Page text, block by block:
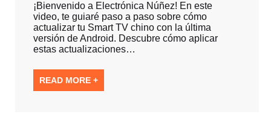
¡Bienvenido a Electrónica Núñez! En este
video, te guiaré paso a paso sobre cómo
actualizar tu Smart TV chino con la última
versión de Android. Descubre cómo aplicar
estas actualizaciones…
READ MORE +